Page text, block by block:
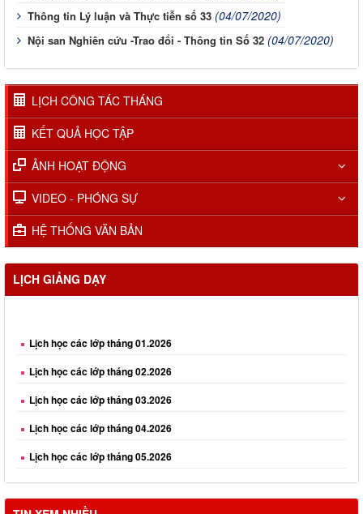
Thông tin Lý luận và Thực tiễn số 33 (04/07/2020)
Nội san Nghiên cứu -Trao đổi - Thông tin Số 32 (04/07/2020)
LỊCH CÔNG TÁC THÁNG
KẾT QUẢ HỌC TẬP
ẢNH HOẠT ĐỘNG
VIDEO - PHÓNG SỰ
HỆ THỐNG VĂN BẢN
LỊCH GIẢNG DẠY
Lịch học các lớp tháng 02.2026
Lịch học các lớp tháng 03.2026
Lịch học các lớp tháng 04.2026
Lịch học các lớp tháng 05.2026
Lịch học các lớp tháng 06.2026
Lịch học các lớp tháng 08.2026